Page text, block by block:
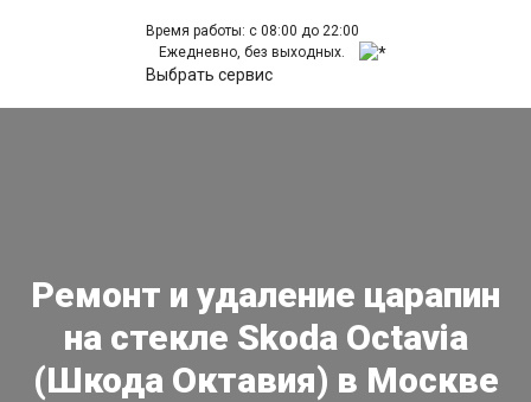
Время работы: с 08:00 до 22:00
Ежедневно, без выходных.
Выбрать сервис
Ремонт и удаление царапин
на стекле Skoda Octavia
(Шкода Октавия) в Москве